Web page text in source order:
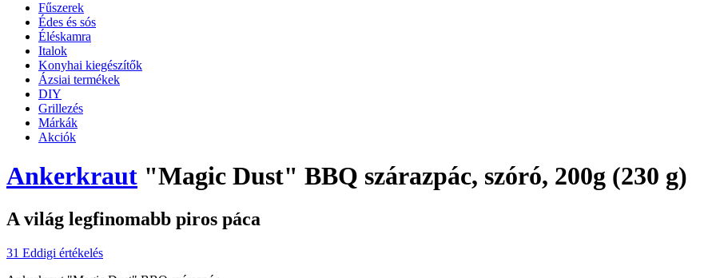
Fűszerek
Édes és sós
Éléskamra
Italok
Konyhai kiegészítők
Ázsiai termékek
DIY
Grillezés
Márkák
Akciók
Ankerkraut "Magic Dust" BBQ szárazpác, szóró, 200g (230 g)
A világ legfinomabb piros páca
31 Eddigi értékelés